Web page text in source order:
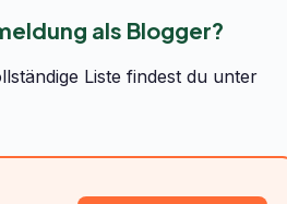
als Blogger?
Liste findest du unter